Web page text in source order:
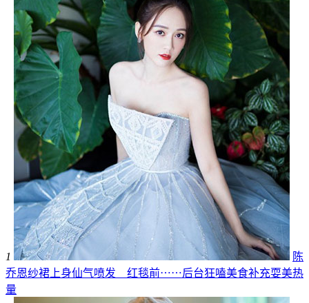
1
陈
乔恩纱裙上身仙气喷发 红毯前⋯⋯后台狂嗑美食补充耍美热
量